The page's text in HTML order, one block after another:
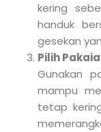
kering
handuk
gesekan
Pilih
Gunakan
mampu
tetap